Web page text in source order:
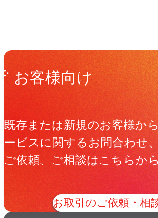
Get in Touchお問い合
お客様向け
既存または新規のお客様か
ービスに関するお問合わせ
ご依頼、ご相談はこちらか
お取引のご依頼・相